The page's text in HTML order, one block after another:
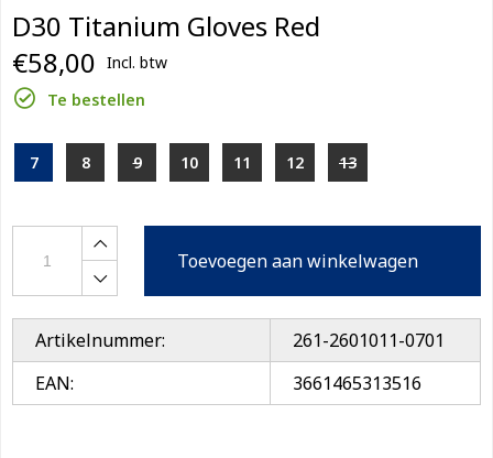
D30 Titanium Gloves Red
€58,00 Incl. btw
Te bestellen
7 8 9 10 11 12 13
Toevoegen aan winkelwagen
Artikelnummer:
261-2601011-0701
EAN:
3661465313516